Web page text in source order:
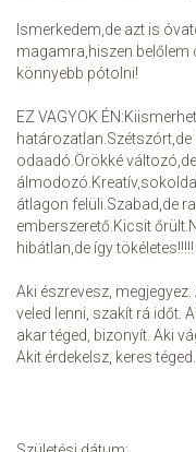
Ismerkedem,de azt is
magamra,hiszen belőlem
könnyebb pótolni!
EZ VAGYOK
határozatlan.Szétszórt,de
odaadó.Örökké
átlagon felüli.Szabad,de
emberszerető.Kicsit
hibátlan,de így tökéletes!!!!!
Aki észrevesz,
veled lenni, szakít rá időt.
akar téged, bizonyít. Aki
Akit érdekelsz, keres